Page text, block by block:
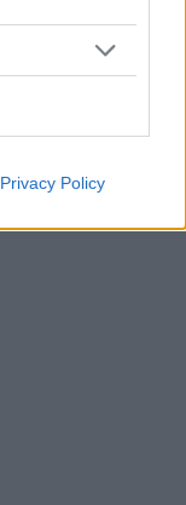
Privacy Policy